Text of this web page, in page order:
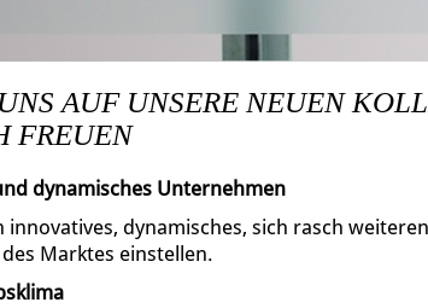
AUF UNSERE NEUEN
FREUEN
dynamisches Unternehmen
innovatives, dynamisches, sich rasch
Marktes einstellen.